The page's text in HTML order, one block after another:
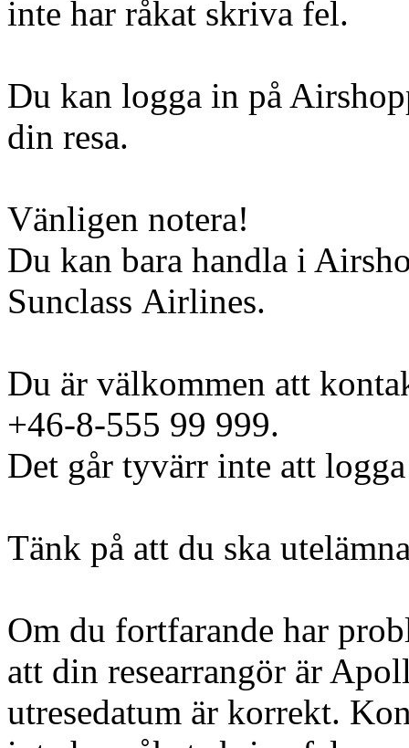
inte har råkat skriva fel.
Du kan logga in på
din resa.
Vänligen notera!
Du kan bara handla i
Sunclass Airlines.
Du är välkommen att
+46-8-555 99 999.
Det går tyvärr inte att
Tänk på att du ska
Om du fortfarande har
att din researrangör är
utresedatum är korrekt.